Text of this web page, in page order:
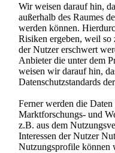
Wir weisen darauf hin,
außerhalb des Raumes
werden können.
Risiken ergeben, weil
der Nutzer erschwert
Anbieter die unter dem
weisen wir darauf hin,
Datenschutzstandards
Ferner werden die
Marktforschungs- und
z.B. aus dem
Interessen der Nutzer
Nutzungsprofile können